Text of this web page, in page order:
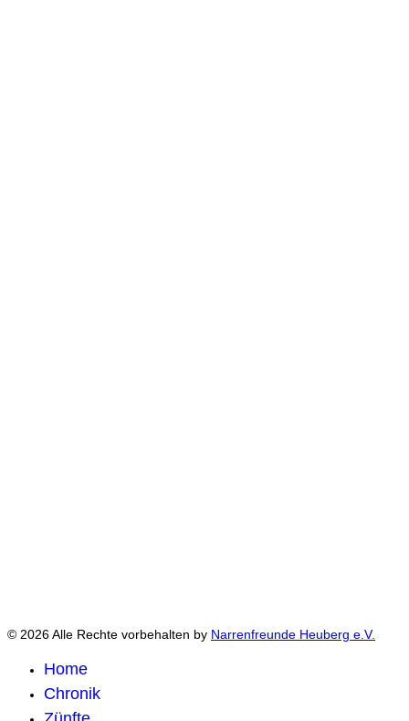
© 2026 Alle Rechte vorbehalten by Narrenfreunde Heuberg e.V.
Home
Chronik